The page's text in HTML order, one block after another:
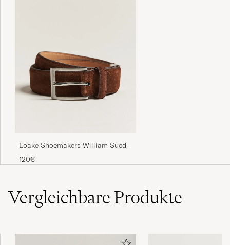
Loake Shoemakers William Suede
Belt Brown
120€
VergleichbareProdukte